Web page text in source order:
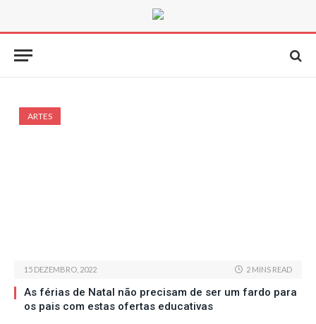
ARTES
15 DEZEMBRO, 2022 2 MINS READ
As férias de Natal não precisam de ser um fardo para
os pais com estas ofertas educativas